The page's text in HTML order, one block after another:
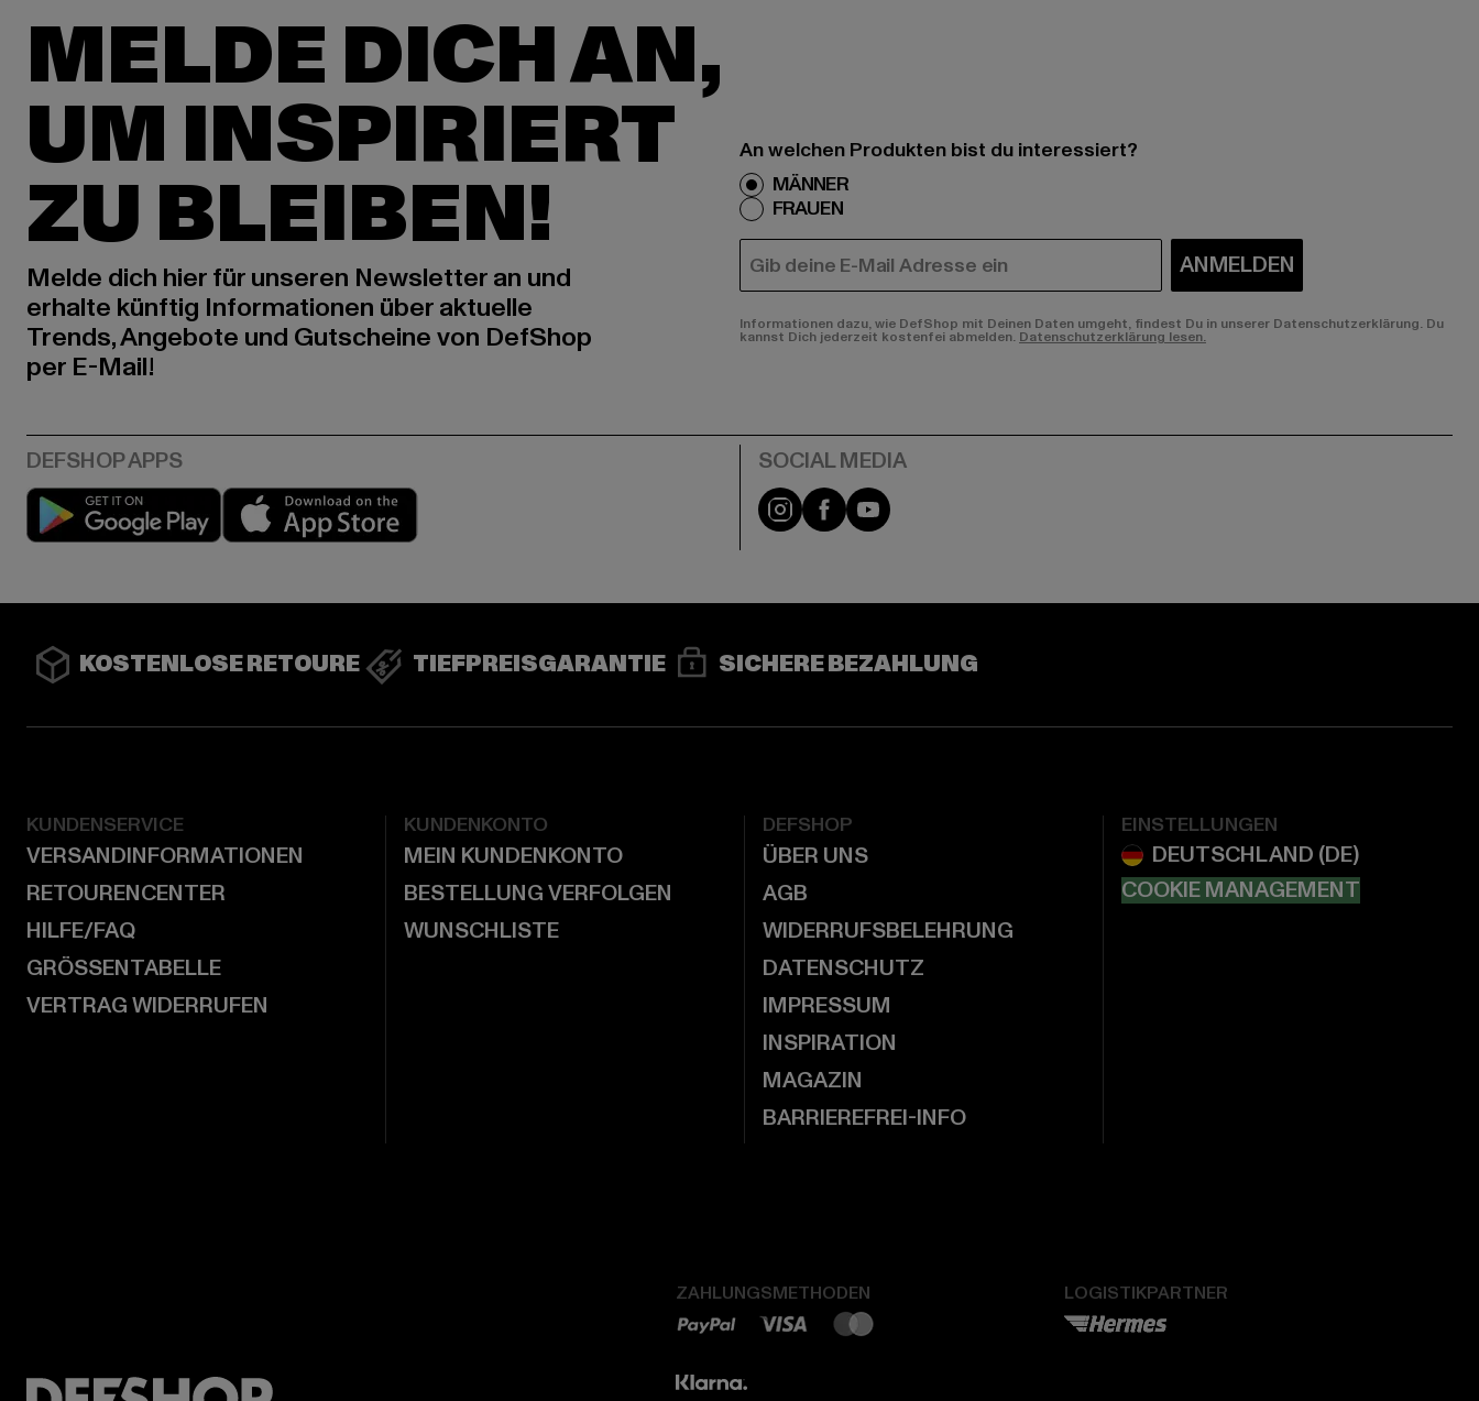
MELDE DICH AN,
UM INSPIRIERT
ZU BLEIBEN!
Melde dich hier für unseren Newsletter an und
erhalte künftig Informationen über aktuelle
Trends, Angebote und Gutscheine von DefShop
per E-Mail!
An welchen Produkten bist du interessiert?
MÄNNER
FRAUEN
E-MAIL ANMELDEN
Informationen dazu, wie DefShop mit Deinen Daten umgeht, findest Du in unserer Datenschutzerklärung. Du
kannst Dich jederzeit kostenfei abmelden. Datenschutzerklärung lesen.
Play market Instagram
FacebookYouTube
KOSTENLOSE RETOURE TIEFPREISGARANTIE SICHERE BEZAHLUNG
KUNDENSERVICE
VERSANDINFORMATIONEN
RETOURENCENTER
HILFE/FAQ
GRÖSSENTABELLE
VERTRAG WIDERRUFEN
KUNDENKONTO
MEIN KUNDENKONTO
BESTELLUNG VERFOLGEN
WUNSCHLISTE
DEFSHOP
ÜBER UNS
AGB
WIDERRUFSBELEHRUNG
DATENSCHUTZ
IMPRESSUM
INSPIRATION
MAGAZIN
BARRIEREFREI-INFO
EINSTELLUNGEN
COOKIE MANAGEMENT
ZAHLUNGSMETHODEN LOGISTIKPARTNER